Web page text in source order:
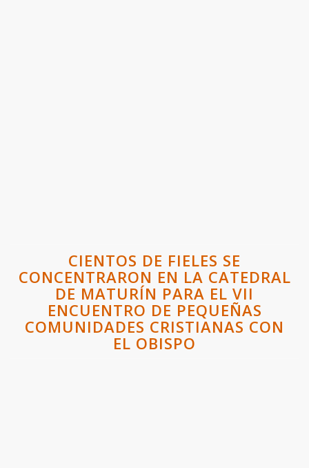
CIENTOS DE FIELES SE
CONCENTRARON EN LA CATEDRAL
DE MATURÍN PARA EL VII
ENCUENTRO DE PEQUEÑAS
COMUNIDADES CRISTIANAS CON
EL OBISPO